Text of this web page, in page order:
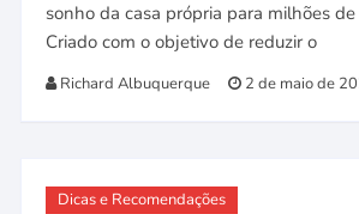
sonho da casa própria para milhões
Criado com o objetivo de reduzir o
Richard Albuquerque 2 de maio de
Dicas e Recomendações